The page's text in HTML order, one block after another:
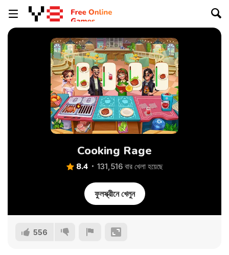
Cooking Rage
8.4 131,516 বার খেলা হয়েছে
ফুলস্ক্রীনে খেলুন
556